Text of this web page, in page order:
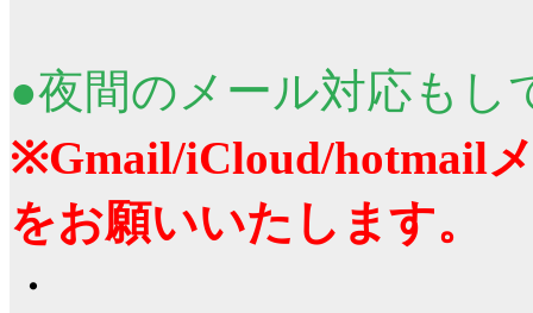
●夜間のメール対応もし
※Gmail/iCloud/hotmail
をお願いいたします。
・